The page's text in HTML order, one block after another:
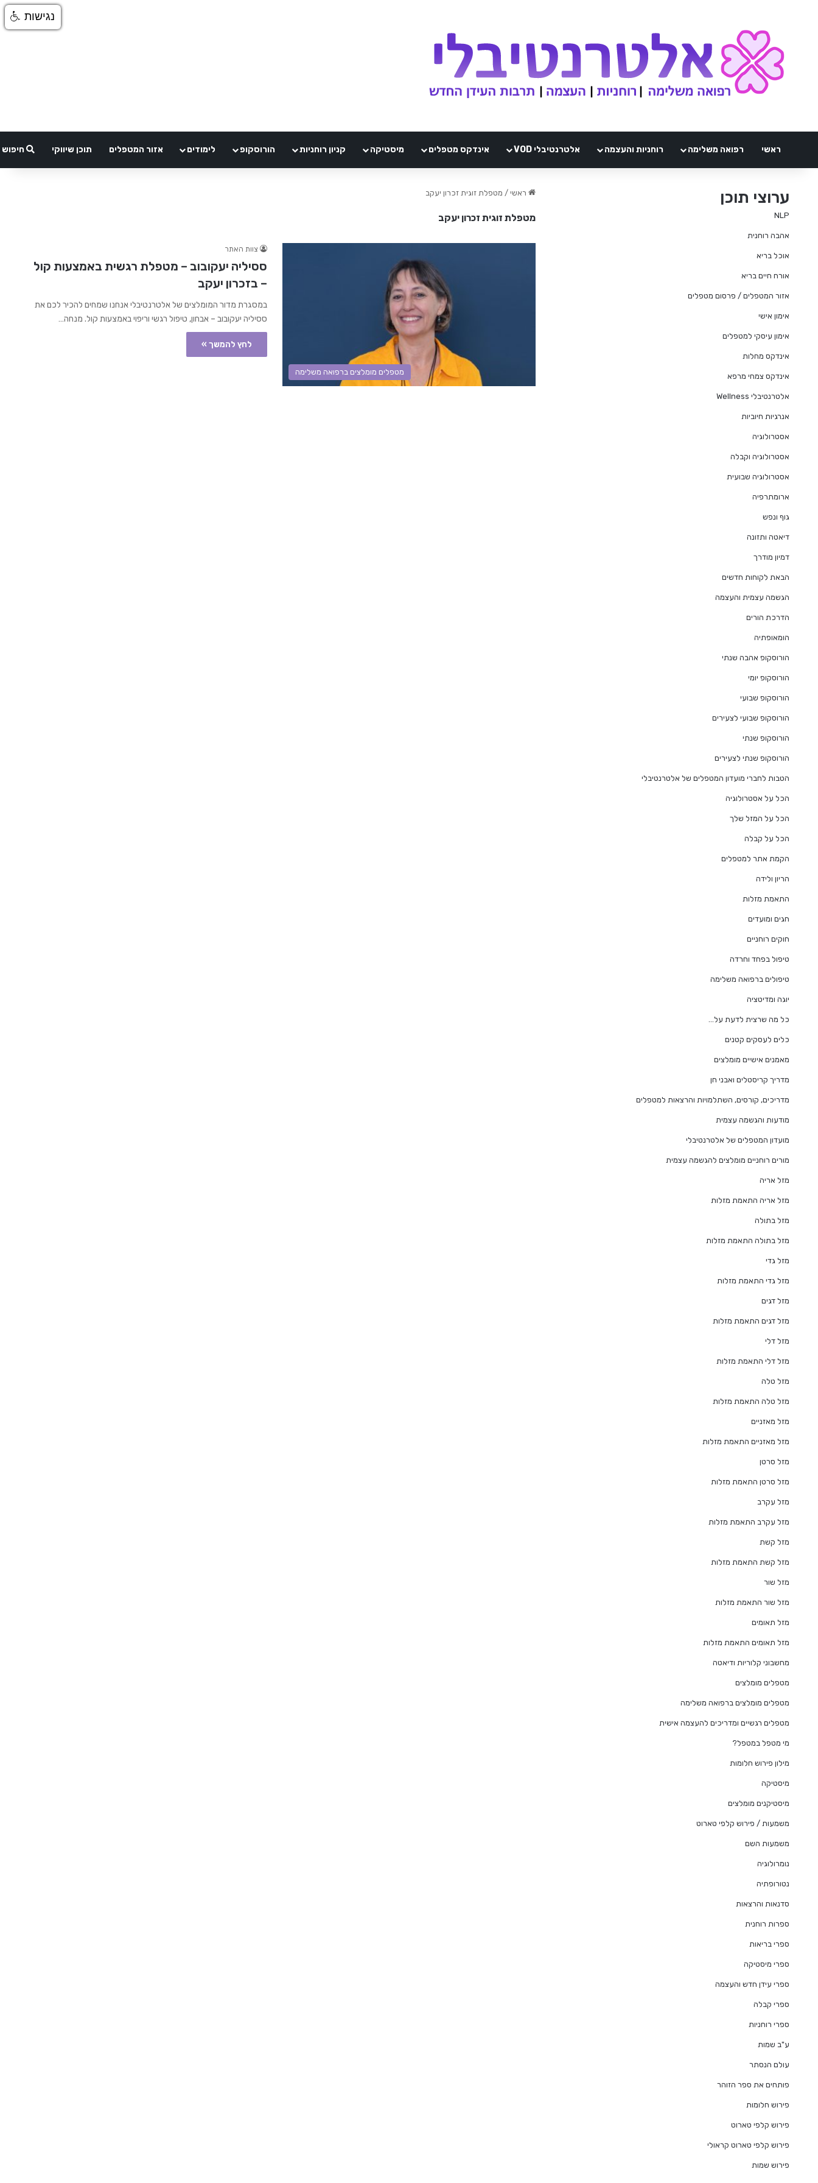
ראשי רפואה משלימה רוחניות והעצמה אלטרנטיבלי VOD אינדקס מטפלים מיסטיקה קניון רוחניות הורוסקופ לימודים אזור המטפלים תוכן שיווקי חיפוש
ראשי / מטפלת זוגית זכרון יעקב
מטפלת זוגית זכרון יעקב
מטפלים מומלצים ברפואה משלימה
צוות האתר
ססיליה יעקובוב – מטפלת רגשית באמצעות קול
– בזכרון יעקב
במסגרת מדור המומלצים של אלטרנטיבלי אנחנו שמחים להכיר לכם את
ססיליה יעקובוב – אבחון, טיפול רגשי וריפוי באמצעות קול. מנחה…
לחץ להמשך »
ערוצי תוכן
NLP
אהבה רוחנית
אוכל בריא
אורח חיים בריא
אזור המטפלים / פרסום מטפלים
אימון אישי
אימון עיסקי למטפלים
אינדקס מחלות
אינדקס צמחי מרפא
אלטרנטיבלי Wellness
אנרגיות חיוביות
אסטרולוגיה
אסטרולוגיה וקבלה
אסטרולוגיה שבועית
ארומתרפיה
גוף ונפש
דיאטה ותזונה
דמיון מודרך
הבאת לקוחות חדשים
הגשמה עצמית והעצמה
הדרכת הורים
הומאופתיה
הורוסקופ אהבה שנתי
הורוסקופ יומי
הורוסקופ שבועי
הורוסקופ שבועי לצעירים
הורוסקופ שנתי
הורוסקופ שנתי לצעירים
הטבות לחברי מועדון המטפלים של אלטרנטיבלי
הכל על אסטרולוגיה
הכל על המזל שלך
הכל על קבלה
הקמת אתר למטפלים
הריון ולידה
התאמת מזלות
חגים ומועדים
חוקים רוחניים
טיפול בפחד וחרדה
טיפולים ברפואה משלימה
יוגה ומדיטציה
כל מה שרצית לדעת על…
כלים לעסקים קטנים
מאמנים אישיים מומלצים
מדריך קריסטלים ואבני חן
מדריכים, קורסים, השתלמויות והרצאות למטפלים
מודעות והגשמה עצמית
מועדון המטפלים של אלטרנטיבלי
מורים רוחניים מומלצים להגשמה עצמית
מזל אריה
מזל אריה התאמת מזלות
מזל בתולה
מזל בתולה התאמת מזלות
מזל גדי
מזל גדי התאמת מזלות
מזל דגים
מזל דגים התאמת מזלות
מזל דלי
מזל דלי התאמת מזלות
מזל טלה
מזל טלה התאמת מזלות
מזל מאזניים
מזל מאזניים התאמת מזלות
מזל סרטן
מזל סרטן התאמת מזלות
מזל עקרב
מזל עקרב התאמת מזלות
מזל קשת
מזל קשת התאמת מזלות
מזל שור
מזל שור התאמת מזלות
מזל תאומים
מזל תאומים התאמת מזלות
מחשבוני קלוריות ודיאטה
מטפלים מומלצים
מטפלים מומלצים ברפואה משלימה
מטפלים רגשיים ומדריכים להעצמה אישית
מי מטפל במטפל?
מילון פירוש חלומות
מיסטיקה
מיסטיקנים מומלצים
משמעות / פירוש קלפי טארוט
משמעות השם
נומרולוגיה
נטורופתיה
סדנאות והרצאות
ספרות רוחנית
ספרי בריאות
ספרי מיסטיקה
ספרי עידן חדש והעצמה
ספרי קבלה
ספרי רוחניות
ע"ב שמות
עולם הנסתר
פותחים את ספר הזוהר
פירוש חלומות
פירוש קלפי טארוט
פירוש קלפי טארוט קראולי
פירוש שמות
נגישות